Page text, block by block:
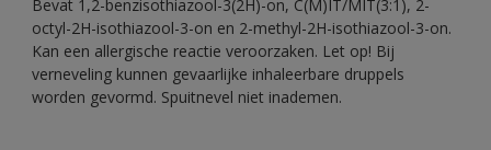
Bevat 1,2-benzisothiazool-3(2H)-on, C(M)IT/MIT(3:1), 2-
octyl-2H-isothiazool-3-on en 2-methyl-2H-isothiazool-3-on.
Kan een allergische reactie veroorzaken. Let op! Bij
verneveling kunnen gevaarlijke inhaleerbare druppels
worden gevormd. Spuitnevel niet inademen.